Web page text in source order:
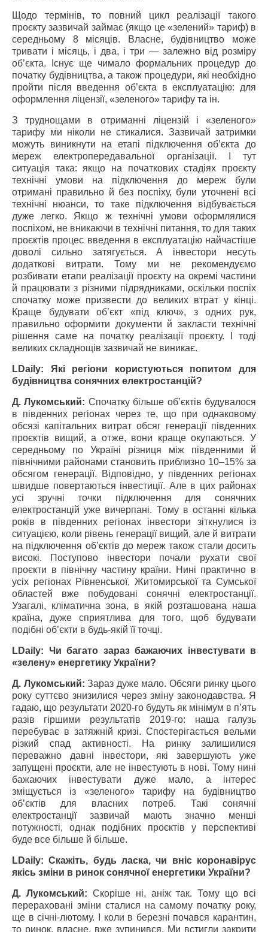
Щодо термінів, то повний цикл реалізації такого
проєкту зазвичай займає (якщо це «зелений» тариф) в
середньому 8 місяців. Власне, будівництво може
тривати і місяць, і два, і три — залежно від розміру
об’єкта. Існує ще чимало формальних процедур до
початку будівництва, а також процедури, які необхідно
пройти після введення об’єкта в експлуатацію: для
оформлення ліцензії, «зеленого» тарифу та ін.
З труднощами в отриманні ліцензій і «зеленого»
тарифу ми ніколи не стикалися. Зазвичай затримки
можуть виникнути на етапі підключення об’єкта до
мереж електропередавальної організації. І тут
ситуація така: якщо на початкових стадіях проєкту
технічні умови на підключення до мереж були
отримані правильно й без поспіху, були уточнені всі
технічні нюанси, то таке підключення відбувається
дуже легко. Якщо ж технічні умови оформлялися
поспіхом, не вникаючи в технічні питання, то для таких
проєктів процес введення в експлуатацію найчастіше
доволі сильно затягується. А інвестори несуть
додаткові витрати. Тому ми не рекомендуємо
розбивати етапи реалізації проєкту на окремі частини
й працювати з різними підрядниками, оскільки поспіх
спочатку може призвести до великих втрат у кінці.
Краще будувати об’єкт «під ключ», з одних рук,
правильно оформити документи й закласти технічні
рішення саме на початку реалізації проєкту. І тоді
великих складнощів зазвичай не виникає.
LDaily: Які регіони користуються попитом для
будівництва сонячних електростанцій?
Д. Лукомський: Спочатку більше об’єктів будувалося
в південних регіонах через те, що при однаковому
обсязі капітальних витрат обсяг генерації південних
проєктів вищий, а отже, вони краще окупаються. У
середньому по Україні різниця між південними й
північними районами становить приблизно 10–15% за
обсягом генерації. Відповідно, у південних регіонах
швидше повертаються інвестиції. Але в цих районах
усі зручні точки підключення для сонячних
електростанцій уже вичерпані. Тому в останні кілька
років в південних регіонах інвестори зіткнулися із
ситуацією, коли рівень генерації вищий, але й витрати
на підключення об’єктів до мереж також стали досить
високі. Поступово інвестори почали рухати свої
проєкти в північну частину країни. Нині практично в
усіх регіонах Рівненської, Житомирської та Сумської
областей вже побудовані сонячні електростанції.
Узагалі, кліматична зона, в якій розташована наша
країна, дуже сприятлива для того, щоб будувати
подібні об’єкти в будь-якій її точці.
LDaily: Чи багато зараз бажаючих інвестувати в
«зелену» енергетику України?
Д. Лукомський: Зараз дуже мало. Обсяги ринку цього
року суттєво знизилися через зміну законодавства. Я
гадаю, що результати 2020-го будуть як мінімум в п’ять
разів гіршими результатів 2019-го: наша галузь
перебуває в затяжній кризі. Спостерігається вельми
різкий спад активності. На ринку залишилися
переважно давні інвестори, які завершують уже
запущені проєкти, але не інвестують в нові. Тому нині
бажаючих інвестувати дуже мало, а інтерес
зміщується із «зеленого» тарифу на будівництво
об’єктів для власних потреб. Такі сонячні
електростанції зазвичай мають значно менші
потужності, однак подібних проєктів у перспективі
буде все більше й більше.
LDaily: Скажіть, будь ласка, чи вніс коронавірус
якісь зміни в ринок сонячної енергетики України?
Д. Лукомський: Скоріше ні, аніж так. Тому що всі
перераховані зміни сталися на самому початку року,
ще в січні-лютому. І коли в березні почався карантин,
то ринок, власне, вже зупинився. Ми встигли закрити